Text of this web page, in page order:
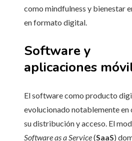
como mindfulness y bienestar
en formato digital.
Software y
aplicaciones
El software como producto
evolucionado notablemente en
su distribución y acceso. El
Software as a Service(SaaS)